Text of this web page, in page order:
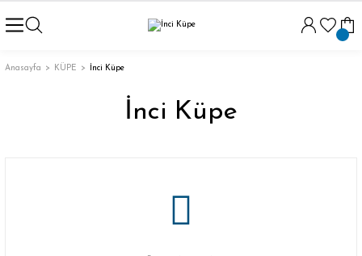
Anasayfa KÜPE İnci Küpe
İnci Küpe